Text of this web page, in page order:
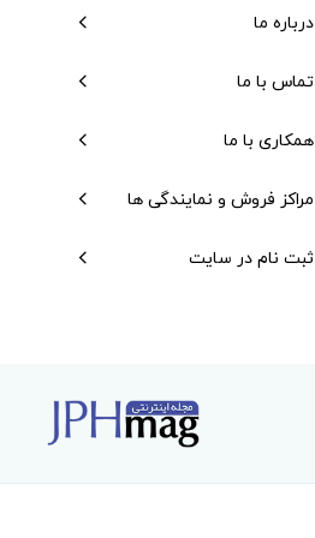
درباره ما
تماس با ما
همکاری با ما
مراکز فروش و نمایندگی ها
ثبت نام در سایت